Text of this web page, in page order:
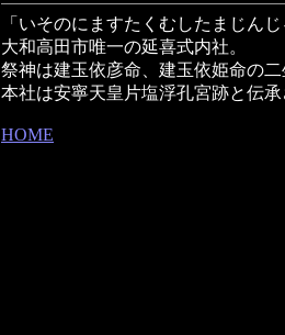
「いそのにますたくむしたまじん
大和高田市唯一の延喜式内社。
祭神は建玉依彦命、建玉依姫命の
本社は安寧天皇片塩浮孔宮跡と伝
HOME